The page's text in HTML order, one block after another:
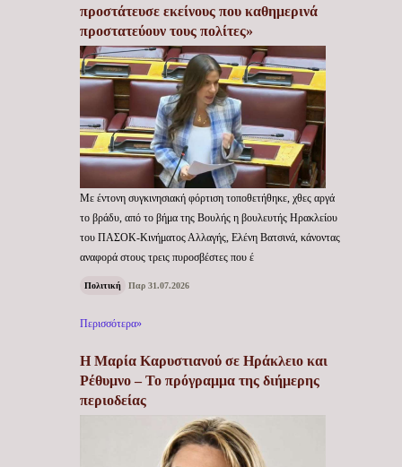
προστάτευσε εκείνους που καθημερινά
προστατεύουν τους πολίτες»
Με έντονη συγκινησιακή φόρτιση τοποθετήθηκε, χθες αργά
το βράδυ, από το βήμα της Βουλής η βουλευτής Ηρακλείου
του ΠΑΣΟΚ-Κινήματος Αλλαγής, Ελένη Βατσινά, κάνοντας
αναφορά στους τρεις πυροσβέστες που έ
Πολιτική Παρ 31.07.2026
Περισσότερα»
Η Μαρία Καρυστιανού σε Ηράκλειο και
Ρέθυμνο – Το πρόγραμμα της διήμερης
περιοδείας